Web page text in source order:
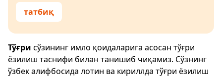
татбиқ
Тўғри сўзининг имло қоидаларига асосан тўғри
ёзилиш таснифи билан танишиб чиқамиз. Сўзнинг
ўзбек алифбосида лотин ва кириллда тўғри ёзилиш